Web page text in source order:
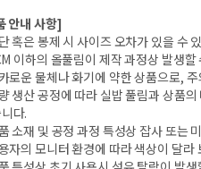
안내 사항]
혹은 봉제 시 사이즈 오차가 있을
이하의 올풀림이 제작 과정상 발생할
로운 물체나 화기에 약한 상품으로,
생산 공정에 따라 실밥 풀림과 상품
다.
소재 및 공정 과정 특성상 잡사 또는
자의 모니터 환경에 따라 색상이 달라